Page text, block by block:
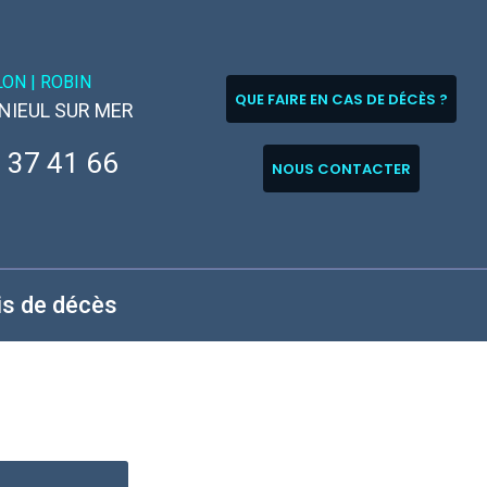
| ROBIN
SUR MER
37 41 66
QUE FAIRE EN CAS DE DÉCÈS ?
NOUS CONTACTER
de décès